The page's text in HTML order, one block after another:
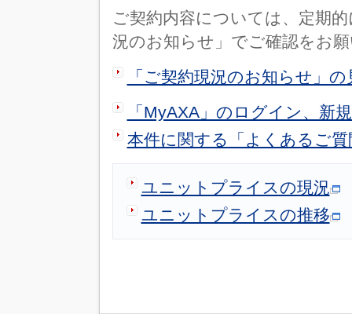
ご契約内容については、定期
況のお知らせ」でご確認をお
「ご契約現況のお知らせ」
「MyAXA」のログイン、新
本件に関する「よくあるご
ユニットプライスの現況
ユニットプライスの推移